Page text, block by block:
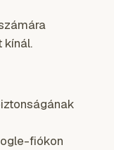
kínál.
fiókon